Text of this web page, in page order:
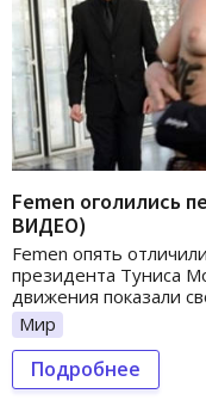
Femen оголились
ВИДЕО)
Femen опять
президента Туниса
движения показали
Мир
Подробнее